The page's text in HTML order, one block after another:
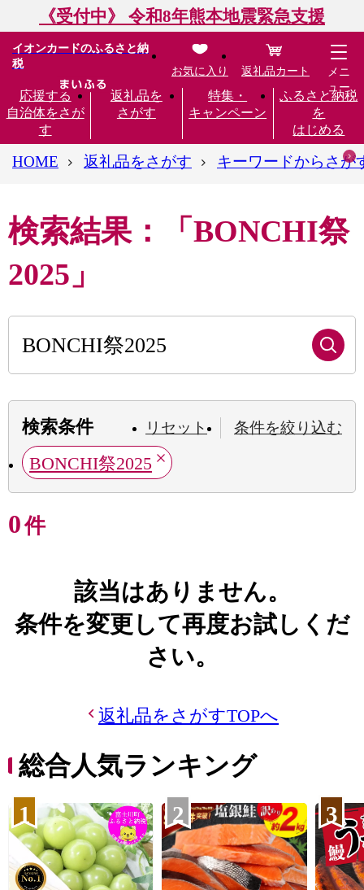
《受付中》 令和8年熊本地震緊急支援
イオンカードのふるさと納
税
応援する
自治体をさが
す
返礼品を
さがす
特集・
キャンペーン
ふるさと納税
を
はじめる
お気に入り 返礼品カート
メニ
ュー
HOME 返礼品をさがす キーワードからさが
検索結果：「BONCHI祭
2025」
検索条件 リセット 条件を絞り込む
BONCHI祭2025
0件
該当はありません。
条件を変更して再度お試しくだ
さい。
返礼品をさがすTOPへ
総合人気ランキング
1 2 3